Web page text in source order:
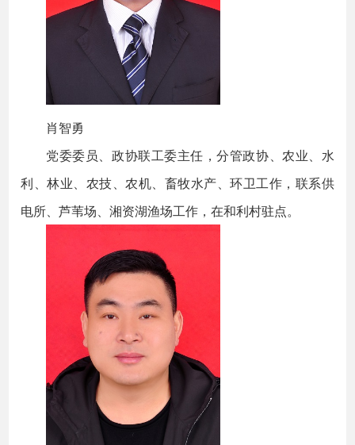
肖智勇
党委委员、政协联工委主任，分管政协、农业、水
利、林业、农技、农机、畜牧水产、环卫工作，联系供
电所、芦苇场、湘资湖渔场工作，在和利村驻点。